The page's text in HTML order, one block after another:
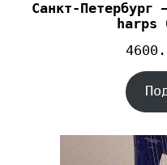
Cанкт-Петербург
harps